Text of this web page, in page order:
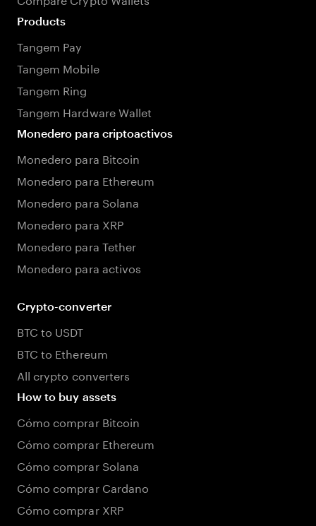
Products
Tangem Pay
Tangem Mobile
Tangem Ring
Tangem Hardware Wallet
Monedero para criptoactivos
Monedero para Bitcoin
Monedero para Ethereum
Monedero para Solana
Monedero para XRP
Monedero para Tether
Monedero para activos
Crypto-converter
BTC to USDT
BTC to Ethereum
All crypto converters
How to buy assets
Cómo comprar Bitcoin
Cómo comprar Ethereum
Cómo comprar Solana
Cómo comprar Cardano
Cómo comprar XRP